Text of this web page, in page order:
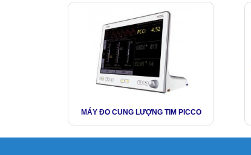
MÁY ĐO CUNG LƯỢNG TIM PICCO